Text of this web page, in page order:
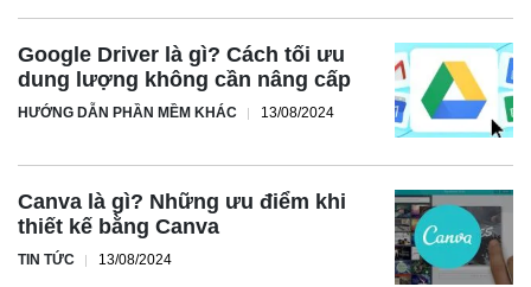
Google Driver là gì? Cách tối ưu
dung lượng không cần nâng cấp
HƯỚNG DẪN PHẦN MỀM KHÁC 13/08/2024
Canva là gì? Những ưu điểm khi
thiết kế bằng Canva
TIN TỨC 13/08/2024